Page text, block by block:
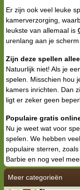
Er zijn ook veel leuke
kamerverzorging,
leukste van allemaal is
urenlang aan je
Zijn deze spellen
Natuurlijk niet! Als je
spelen. Misschien hou
kamers inrichten. Dan
ligt er zeker geen
Populaire gratis
Nu je weet wat voor
spelen. We hebben
populaire sterren,
Barbie en nog veel
Meer categorieën